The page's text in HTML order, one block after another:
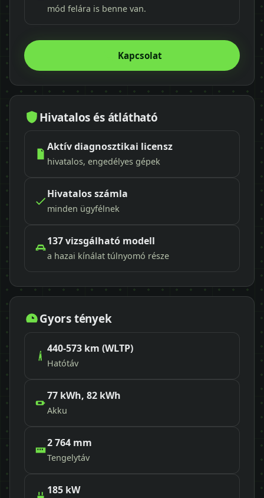
mód felára is benne van.
Kapcsolat
Hivatalos és átlátható
Aktív diagnosztikai licensz
hivatalos, engedélyes gépek
Hivatalos számla
minden ügyfélnek
137 vizsgálható modell
a hazai kínálat túlnyomó része
Gyors tények
440-573 km (WLTP)
Hatótáv
77 kWh, 82 kWh
Akku
2 764 mm
Tengelytáv
185 kW